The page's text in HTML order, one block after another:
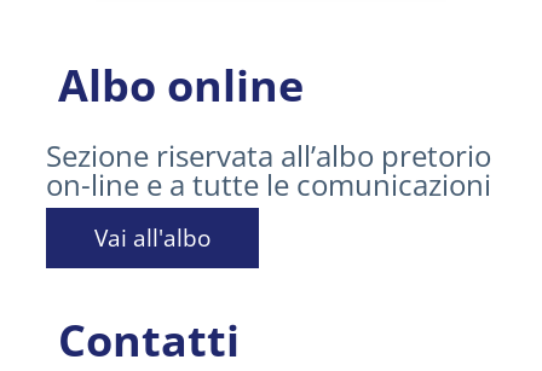
Albo online
Sezione riservata all’albo pretorio
on-line e a tutte le comunicazioni
Vai all'albo
Contatti